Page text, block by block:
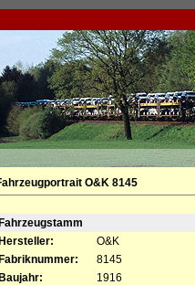
O&K 8145
Fahrzeugstamm
Hersteller:
O&K
Fabriknummer:
8145
Baujahr:
1916